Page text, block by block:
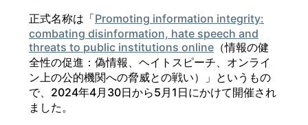
正式名称は「Promoting information integrity:
combating disinformation, hate speech and
threats to public institutions online （情報の健
全性の促進：偽情報、ヘイトスピーチ、オンライ
ン上の公的機関への脅威との戦い）」というもの
で、2024年4月30日から5月1日にかけて開催され
ました。